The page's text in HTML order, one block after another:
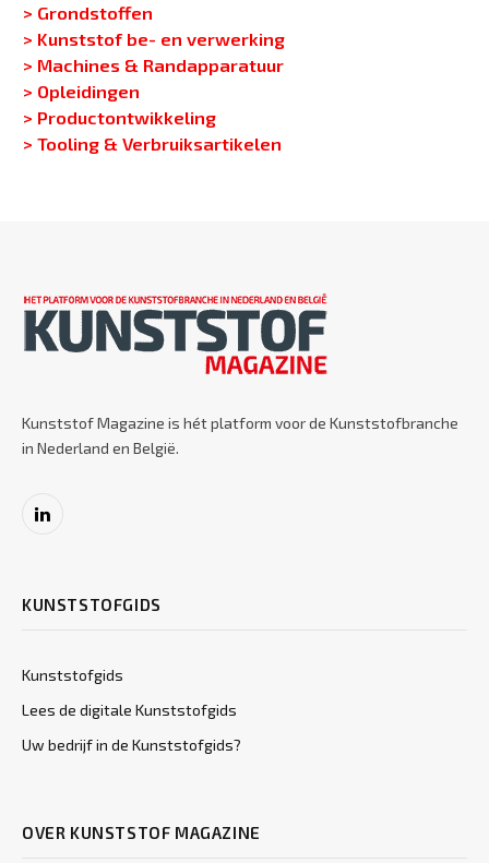
> Grondstoffen
> Kunststof be- en verwerking
> Machines & Randapparatuur
> Opleidingen
> Productontwikkeling
> Tooling & Verbruiksartikelen
Kunststof Magazine is hét platform voor de Kunststofbranche
in Nederland en België.
LinkedIn
KUNSTSTOFGIDS
Kunststofgids
Lees de digitale Kunststofgids
Uw bedrijf in de Kunststofgids?
OVER KUNSTSTOF MAGAZINE